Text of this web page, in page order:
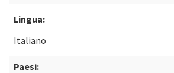
Lingua:
Italiano
Paesi: